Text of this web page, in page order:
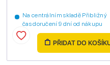
Na centrálním skladě Přibližný
čas doručení 9 dní od nákupu
PŘIDAT DO